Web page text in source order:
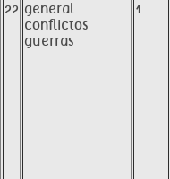
22 general
conflictos
guerras
1